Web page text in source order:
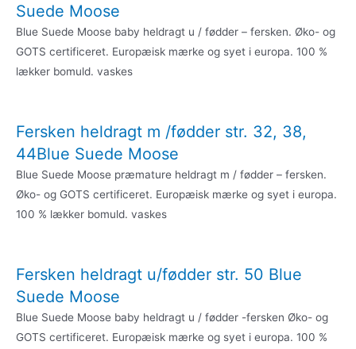
Suede Moose
Blue Suede Moose baby heldragt u / fødder – fersken. Øko- og
GOTS certificeret. Europæisk mærke og syet i europa. 100 %
lækker bomuld. vaskes
Fersken heldragt m /fødder str. 32, 38,
44Blue Suede Moose
Blue Suede Moose præmature heldragt m / fødder – fersken.
Øko- og GOTS certificeret. Europæisk mærke og syet i europa.
100 % lækker bomuld. vaskes
Fersken heldragt u/fødder str. 50 Blue
Suede Moose
Blue Suede Moose baby heldragt u / fødder -fersken Øko- og
GOTS certificeret. Europæisk mærke og syet i europa. 100 %